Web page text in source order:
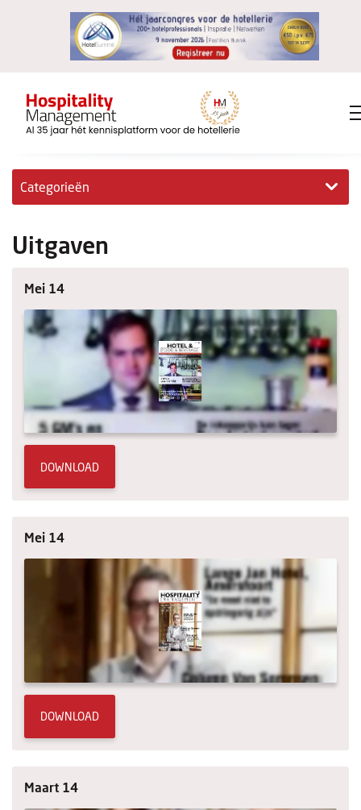
Categorieën
Hotelovernames
HM+
Jong & Ambitieus
Michelin
Nieuwe hotels
Personalia
Uitgaven
Mei 14
DOWNLOAD
Mei 14
DOWNLOAD
Maart 14